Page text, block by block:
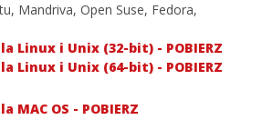
Mandriva, Open Suse, Fedora,
Linux i Unix (32-bit) - POBIERZ
Linux i Unix (64-bit) - POBIERZ
MAC OS - POBIERZ